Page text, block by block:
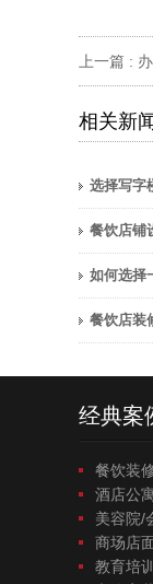
上一篇 :
相关新闻
选择写字
餐饮店铺
如何选择
餐饮店装
经典案
餐饮装
酒店公
美容院/
商场店
教育培